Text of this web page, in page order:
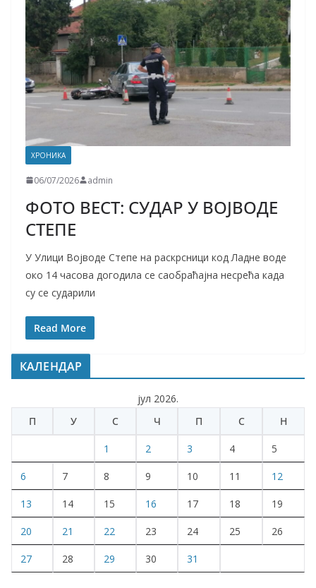
ХРОНИКА
06/07/2026 admin
ФОТО ВЕСТ: СУДАР У ВОЈВОДЕ
СТЕПЕ
У Улици Војводе Степе на раскрсници код Ладне воде
око 14 часова догодила се саобраћајна несрећа када
су се сударили
Read More
КАЛЕНДАР
јул 2026.
П
У С Ч П С Н
1 2 3 4 5
6 7 8 9 10 11 12
13 14 15 16 17 18 19
20 21 22 23 24 25 26
27 28 29 30 31